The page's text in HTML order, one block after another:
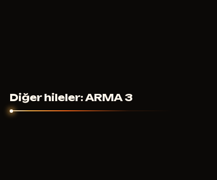
Diğer hileler: ARMA 3